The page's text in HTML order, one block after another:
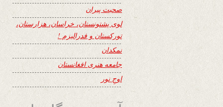
صحبت پیران
لوی پشتونستان، خراسان، هزارستان،
تورکستان و فدرالیزم !
نمکدان
جامعه هنری افغانستان
اوجِ نور